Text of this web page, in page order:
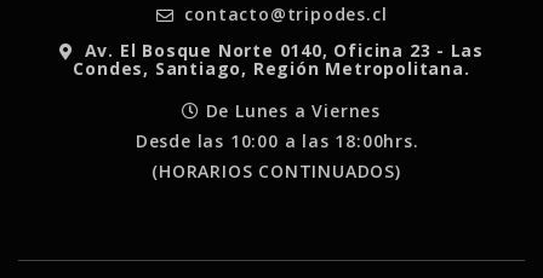
contacto@tripodes.cl
Av. El Bosque Norte 0140, Oficina 23 - Las
Condes, Santiago, Región Metropolitana.
De Lunes a Viernes
Desde las 10:00 a las 18:00hrs.
(HORARIOS CONTINUADOS)